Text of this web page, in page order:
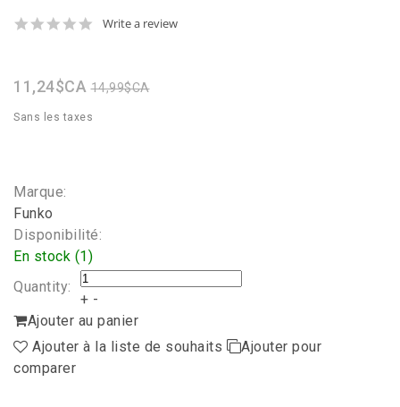
0.0
Write a review
11,24$CA14,99$CA
Sans les taxes
Marque:
Funko
Disponibilité:
En stock (1)
Quantity:
+ -
Ajouter au panier
Ajouter à la liste de souhaits
Ajouter pour
comparer